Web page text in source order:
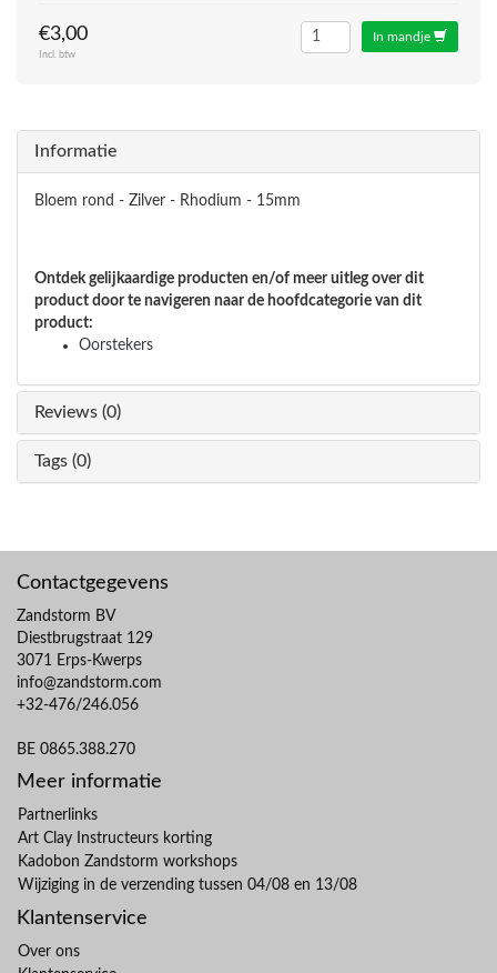
€3,00
Incl. btw
In mandje
Informatie
Bloem rond - Zilver - Rhodium - 15mm
Ontdek gelijkaardige producten en/of meer uitleg over dit
product door te navigeren naar de hoofdcategorie van dit
product:
Oorstekers
Reviews (0)
Tags (0)
Contactgegevens
Zandstorm BV
Diestbrugstraat 129
3071 Erps-Kwerps
info@zandstorm.com
+32-476/246.056
BE 0865.388.270
Meer informatie
Partnerlinks
Art Clay Instructeurs korting
Kadobon Zandstorm workshops
Wijziging in de verzending tussen 04/08 en 13/08
Klantenservice
Over ons